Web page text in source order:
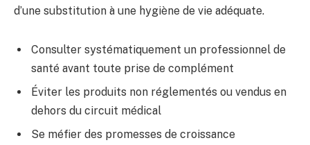
d’une substitution à une hygiène de vie adéquate.
Consulter systématiquement un professionnel de
santé avant toute prise de complément
Éviter les produits non réglementés ou vendus en
dehors du circuit médical
Se méfier des promesses de croissance